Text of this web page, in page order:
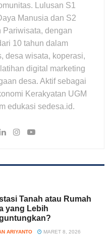
Lulusan S1
Manusia dan S2
Pariwisata, dengan
10 tahun dalam
desa wisata, koperasi,
digital marketing
desa. Aktif sebagai
Kerakyatan UGM
edukasi sedesa.id.
Tanah atau Rumah
yang Lebih
ARIYANTO MARET 8, 2026